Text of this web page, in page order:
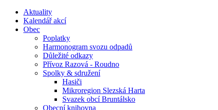
Aktuality
Kalendář akcí
Obec
Poplatky
Harmonogram svozu odpadů
Důležité odkazy
Přívoz Razová - Roudno
Spolky & sdružení
Hasiči
Mikroregion Slezská Harta
Svazek obcí Bruntálsko
Obecní knihovna